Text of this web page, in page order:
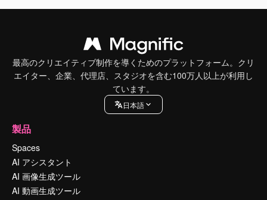
最高のクリエイティブ制作を導くためのプラットフォーム。クリ
エイター、企業、代理店、スタジオを含む100万人以上が利用し
ています。
日本語
製品
Spaces
AI アシスタント
AI 画像生成ツール
AI 動画生成ツール